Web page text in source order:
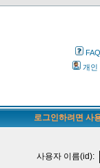
FAQ
개인
로그인하려면 사
사용자 이름(id):